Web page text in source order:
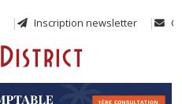
Inscription newsletter